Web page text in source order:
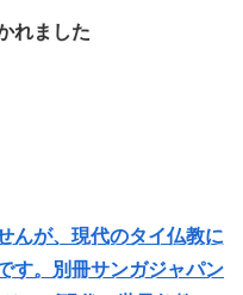
れました
んが、現代のタイ仏教に
す。別冊サンガジャパン